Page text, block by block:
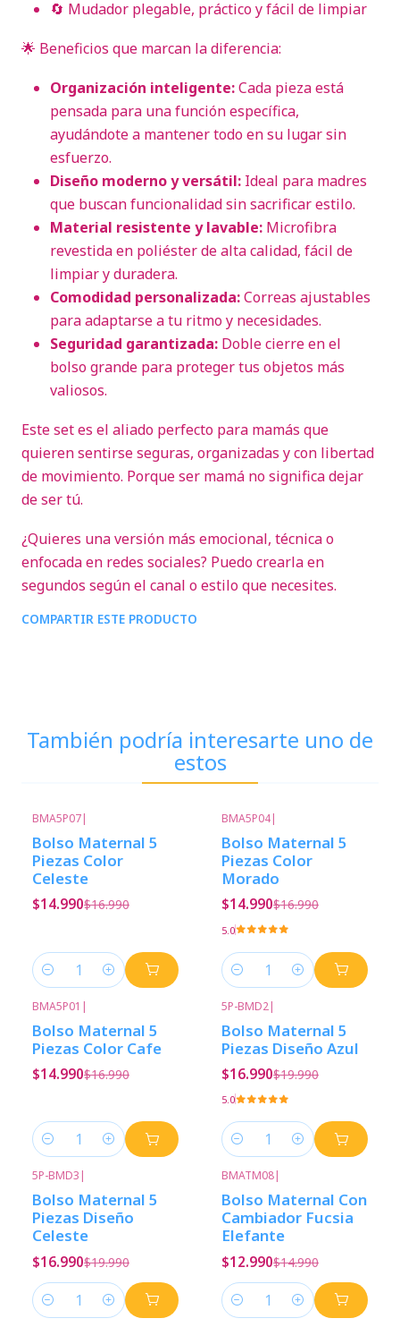
🔄 Mudador plegable, práctico y fácil de limpiar
🌟 Beneficios que marcan la diferencia:
Organización inteligente:Cada pieza está
pensada para una función específica,
ayudándote a mantener todo en su lugar sin
esfuerzo.
Diseño moderno y versátil: Ideal para madres
que buscan funcionalidad sin sacrificar estilo.
Material resistente y lavable: Microfibra
revestida en poliéster de alta calidad, fácil de
limpiar y duradera.
Comodidad personalizada:Correas ajustables
para adaptarse a tu ritmo y necesidades.
Seguridad garantizada: Doble cierre en el
bolso grande para proteger tus objetos más
valiosos.
Este set es el aliado perfecto para mamás que
quieren sentirse seguras, organizadas y con libertad
de movimiento. Porque ser mamá no significa dejar
de ser tú.
¿Quieres una versión más emocional, técnica o
enfocada en redes sociales? Puedo crearla en
segundos según el canal o estilo que necesites.
COMPARTIR ESTE PRODUCTO
También podría interesarte uno de
estos
BMA5P07|
Bolso Maternal 5
Piezas Color
Celeste
$14.990$16.990
Cantidad
BMA5P04|
Bolso Maternal 5
Piezas Color
Morado
$14.990$16.990
5.0
Cantidad
BMA5P01 |
Bolso Maternal 5
Piezas Color Cafe
$14.990$16.990
Cantidad
5P-BMD2|
Bolso Maternal 5
Piezas Diseño Azul
$16.990$19.990
5.0
Cantidad
5P-BMD3 |
Bolso Maternal 5
Piezas Diseño
Celeste
$16.990$19.990
Cantidad
BMATM08|
Bolso Maternal Con
Cambiador Fucsia
Elefante
$12.990$14.990
Cantidad